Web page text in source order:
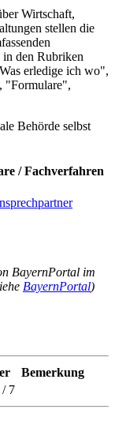
Wirtschaft,
stellen die
den Rubriken
erledige ich wo",
"Formulare",
Behörde selbst
/ Fachverfahren
BayernPortal im
BayernPortal)
Bemerkung
/ 7